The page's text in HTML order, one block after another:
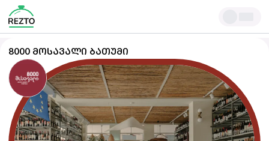
8000 ᲛᲝᲡᲐᲕᲐᲚᲘ ᲑᲐᲗᲣᲛᲘ